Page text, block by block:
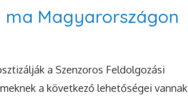
ma Magyarországon
a Szenzoros Feldolgozási
a következő lehetőségei vannak